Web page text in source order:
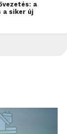
a
a siker új